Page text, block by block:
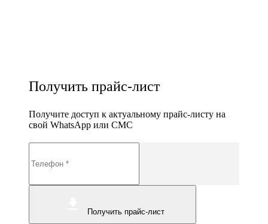
Получить прайс-лист
Получите доступ к актуальному прайс-листу на
свой WhatsApp или СМС
Получить прайс-лист